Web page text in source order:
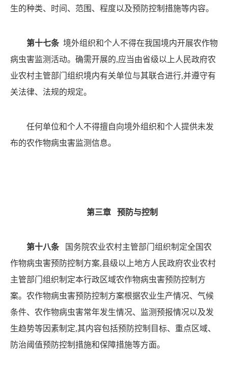
生的种类、时间、范围、程度以及预防控制措施等内容。
第十七条 境外组织和个人不得在我国境内开展农作物
病虫害监测活动。确需开展的,应当由省级以上人民政府农
业农村主管部门组织境内有关单位与其联合进行,并遵守有
关法律、法规的规定。
任何单位和个人不得擅自向境外组织和个人提供未发
布的农作物病虫害监测信息。
第三章 预防与控制
第十八条
国务院农业农村主管部门组织制定全国农
作物病虫害预防控制方案,县级以上地方人民政府农业农村
主管部门组织制定本行政区域农作物病虫害预防控制方
案。 农作物病虫害预防控制方案根据农业生产情况、气候
条件、 农作物病虫害常年发生情况、监测预报情况以及发
生趋势等因素制定,其内容包括预防控制目标、重点区域、
防治阈值预防控制措施和保障措施等方面。